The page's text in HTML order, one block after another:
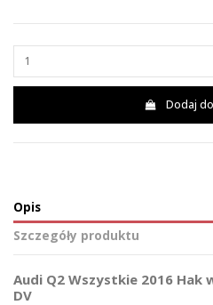
Dodaj
Opis
Szczegóły produktu
Audi Q2 Wszystkie 2016
DV